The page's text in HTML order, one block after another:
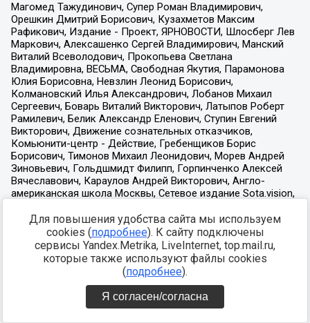
Для повышения удобства сайта мы используем
cookies (подробнее). К сайту подключены
сервисы Yandex.Metrika, LiveInternet, top.mail.ru,
которые также используют файлы cookies
(подробнее).
Я согласен/согласна